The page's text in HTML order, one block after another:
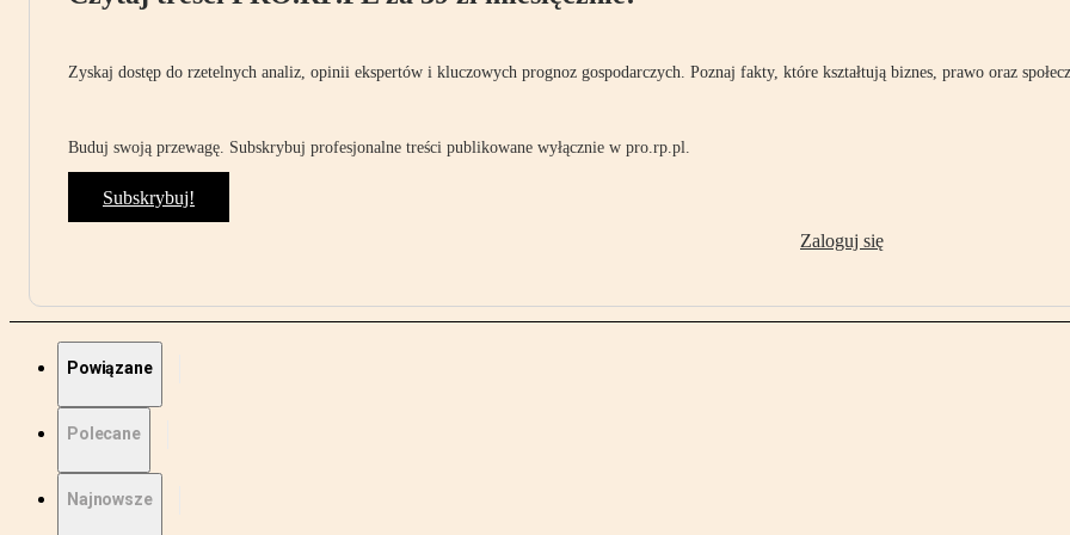
Zyskaj dostęp do rzetelnych analiz, opinii ekspertów i kluczowych prognoz gospodarczych. Poznaj fakty, które kształtują biznes, prawo oraz
Buduj swoją przewagę. Subskrybuj profesjonalne treści publikowane wyłącznie w pro.rp.pl.
Subskrybuj!
Zaloguj się
Powiązane
Polecane
Najnowsze